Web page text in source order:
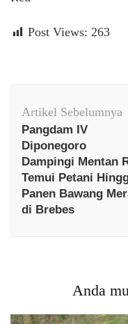
Post Views: 263
Artikel
Artikel Sebelumnya
Pangdam IV
Diponegoro
Dampingi Mentan
Temui Petani
Panen Bawang
di Brebes
Anda